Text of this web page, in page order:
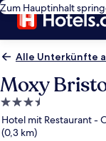
Zum Hauptinhalt
Alle Unterkünfte
Moxy
3.5-
Sterne-
Unterkunft
Hotel mit Restaurant -
(0,3 km)